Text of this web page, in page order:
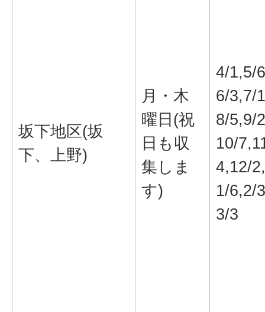
坂下地区(坂
下、上野)
月・木
曜日(祝
日も収
集しま
す)
4/1,5/
6/3,7/
8/5,9/
10/
4,12/2,
1/6,2/
3/3